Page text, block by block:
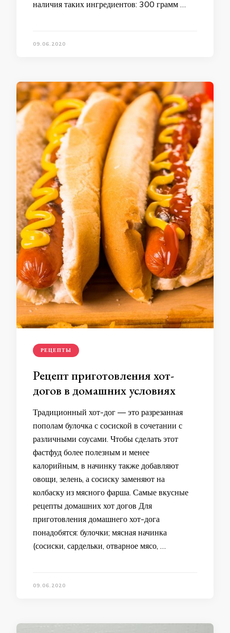
наличия таких ингредиентов: 300 грамм …
09.06.2020
РЕЦЕПТЫ
Рецепт приготовления хот-
догов в домашних условиях
Традиционный хот-дог — это разрезанная
пополам булочка с сосиской в сочетании с
различными соусами. Чтобы сделать этот
фастфуд более полезным и менее
калорийным, в начинку также добавляют
овощи, зелень, а сосиску заменяют на
колбаску из мясного фарша. Самые вкусные
рецепты домашних хот догов Для
приготовления домашнего хот-дога
понадобятся: булочки; мясная начинка
(сосиски, сардельки, отварное мясо, …
09.06.2020